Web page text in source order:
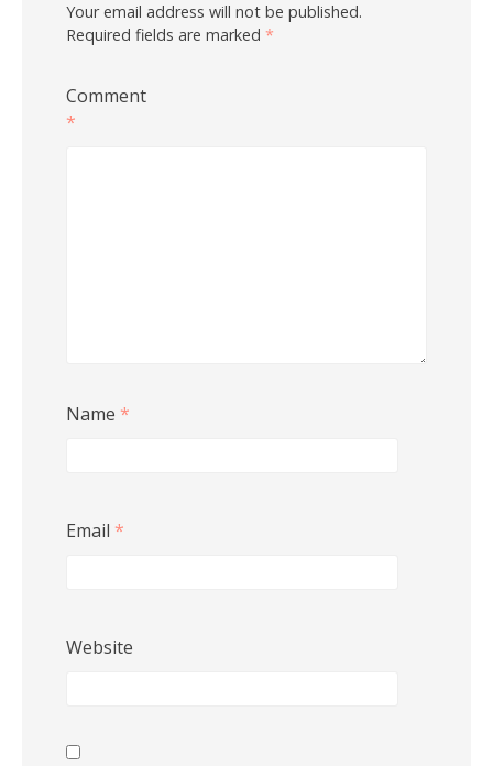
Your email address will not be published.
Required fields are marked *
Comment
*
Name *
Email *
Website